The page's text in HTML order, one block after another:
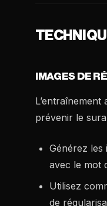
IMAGES DE
L’entraînement
prévenir le
Générez les
avec le mot
Utilisez
de